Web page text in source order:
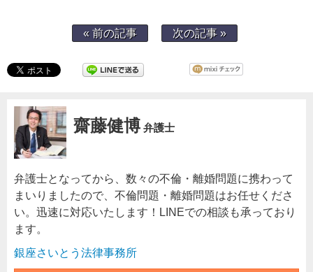
« 前の記事 次の記事 »
齋藤健博 弁護士
弁護士となってから、数々の不倫・離婚問題に携わって
まいりましたので、不倫問題・離婚問題はお任せくださ
い。迅速に対応いたします！LINEでの相談も承っており
ます。
銀座さいとう法律事務所